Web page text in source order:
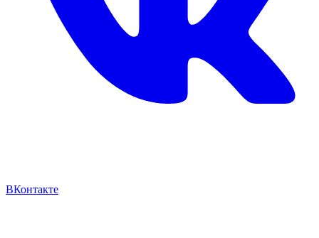
ВКонтакте